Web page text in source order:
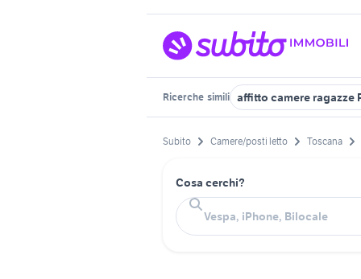
Ricerche simili affitto camere ragazze
Subito Camere/posti letto Toscana
Cosa cerchi?